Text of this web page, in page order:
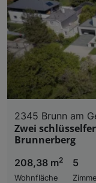
2345 Brunn am
Zwei
Brunnerberg
208,38 m2
Wohnfläche
5